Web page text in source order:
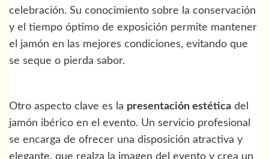
celebración. Su conocimiento sobre la conservación
y el tiempo óptimo de exposición permite mantener
el jamón en las mejores condiciones, evitando que
se seque o pierda sabor.
Otro aspecto clave es la presentación estética del
jamón ibérico en el evento. Un servicio profesional
se encarga de ofrecer una disposición atractiva y
elegante, que realza la imagen del evento y crea un